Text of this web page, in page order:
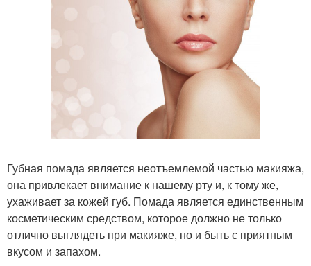
Губная помада является неотъемлемой частью макияжа,
она привлекает внимание к нашему рту и, к тому же,
ухаживает за кожей губ. Помада является единственным
косметическим средством, которое должно не только
отлично выглядеть при макияже, но и быть с приятным
вкусом и запахом.